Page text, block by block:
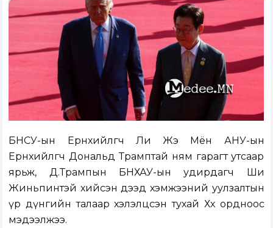
БНСУ-ын Ерөнхийлөгч Ли Жэ Мён АНУ-ын
Ерөнхийлөгч Дональд Трамптай ням гарагт утсаар
ярьж, Д.Трампын БНХАУ-ын удирдагч Ши
Жиньпинтэй хийсэн дээд хэмжээний уулзалтын
үр дүнгийн талаар хэлэлцсэн тухай Хөх ордноос
мэдээлжээ.